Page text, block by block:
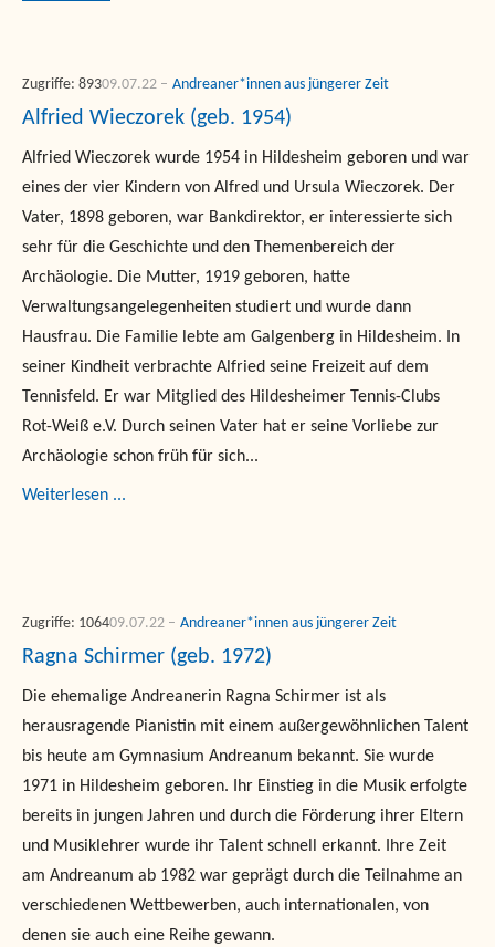
Alfried Wieczorek (geb. 1954)
Alfried Wieczorek wurde 1954 in Hildesheim geboren und war
eines der vier Kindern von Alfred und Ursula Wieczorek. Der
Vater, 1898 geboren, war Bankdirektor, er interessierte sich
sehr für die Geschichte und den Themenbereich der
Archäologie. Die Mutter, 1919 geboren, hatte
Verwaltungsangelegenheiten studiert und wurde dann
Hausfrau. Die Familie lebte am Galgenberg in Hildesheim. In
seiner Kindheit verbrachte Alfried seine Freizeit auf dem
Tennisfeld. Er war Mitglied des Hildesheimer Tennis-Clubs
Rot-Weiß e.V. Durch seinen Vater hat er seine Vorliebe zur
Archäologie schon früh für sich...
Andreaner*innen aus jüngerer Zeit
09.07.22
Zugriffe: 893
Weiterlesen ...
Ragna Schirmer (geb. 1972)
Die ehemalige Andreanerin Ragna Schirmer ist als
herausragende Pianistin mit einem außergewöhnlichen Talent
bis heute am Gymnasium Andreanum bekannt. Sie wurde
1971 in Hildesheim geboren. Ihr Einstieg in die Musik erfolgte
bereits in jungen Jahren und durch die Förderung ihrer Eltern
und Musiklehrer wurde ihr Talent schnell erkannt. Ihre Zeit
am Andreanum ab 1982 war geprägt durch die Teilnahme an
verschiedenen Wettbewerben, auch internationalen, von
denen sie auch eine Reihe gewann.
Andreaner*innen aus jüngerer Zeit
09.07.22
Zugriffe: 1064